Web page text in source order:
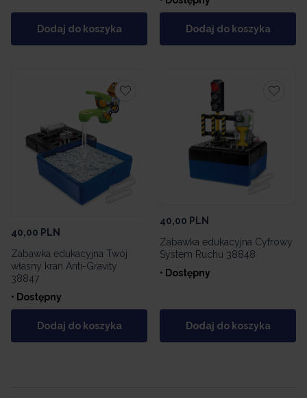
Dodaj do koszyka Dodaj do koszyka
40,00 PLN
Zabawka edukacyjna Twój
własny kran Anti-Gravity
38847
• Dostępny
Dodaj do koszyka
40,00 PLN
Zabawka edukacyjna Cyfrowy
System Ruchu 38848
• Dostępny
Dodaj do koszyka